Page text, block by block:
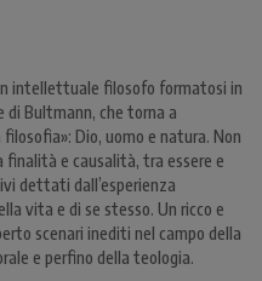
intellettuale filosofo formatosi in
di Bultmann, che torna a
Dio, uomo e natura. Non
finalità e causalità, tra essere e
dettati dall’esperienza
vita e di se stesso. Un ricco e
scenari inediti nel campo della
e perfino della teologia.